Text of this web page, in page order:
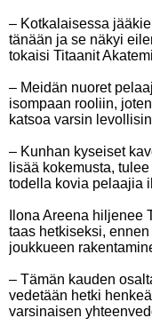
– Kotkalaisessa
tänään ja se näkyi
tokaisi Titaanit
– Meidän nuoret
isompaan rooliin,
katsoa varsin
– Kunhan kyseiset
lisää kokemusta,
todella kovia pelaajia
Ilona Areena
taas hetkiseksi,
joukkueen
– Tämän kauden
vedetään hetki
varsinaisen